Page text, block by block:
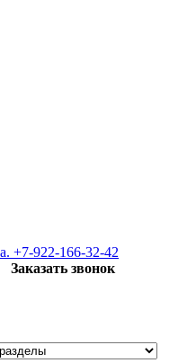
+7-922-166-32-42
Заказать звонок